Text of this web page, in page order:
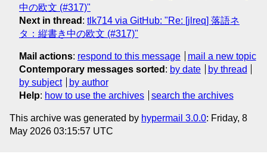
中の欧文 (#317)"
Next in thread : tlk714 via GitHub: "Re: [jlreq] 落語ネ
タ：縦書き中の欧文 (#317)"
Mail actions: respond to this message
mail a new topic
Contemporary messages sorted : by date
by thread
by subject
by author
Help: how to use the archives search the archives
This archive was generated by hypermail 3.0.0: Friday, 8
May 2026 03:15:57 UTC